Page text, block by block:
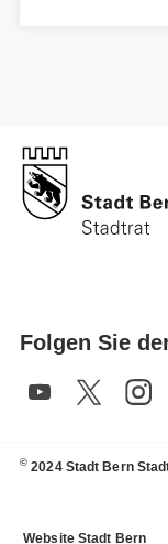
Folgen Sie
© 2024 Stadt Bern
Website Stadt Bern